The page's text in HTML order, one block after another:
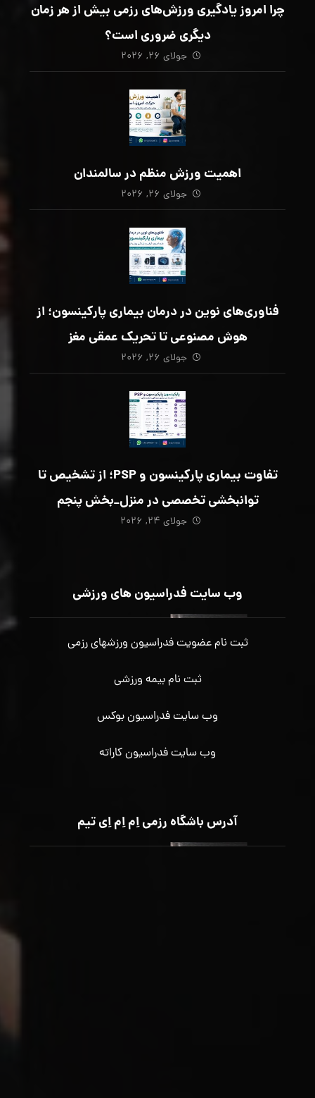
چرا امروز یادگیری ورزش‌های رزمی بیش از هر زمان
دیگری ضروری است؟
جولای ۲۶, ۲۰۲۶
اهمیت ورزش منظم در سالمندان
جولای ۲۶, ۲۰۲۶
فناوری‌های نوین در درمان بیماری پارکینسون؛ از
هوش مصنوعی تا تحریک عمقی مغز
جولای ۲۶, ۲۰۲۶
تفاوت بیماری پارکینسون و PSP؛ از تشخیص تا
توانبخشی تخصصی در منزل_بخش پنجم
جولای ۲۴, ۲۰۲۶
وب سایت فدراسیون های ورزشی
ثبت نام عضویت فدراسیون ورزشهای رزمی
ثبت نام بیمه ورزشی
وب سایت فدراسیون بوکس
وب سایت فدراسیون کاراته
آدرس باشگاه رزمی اِم اِم اِی تیم